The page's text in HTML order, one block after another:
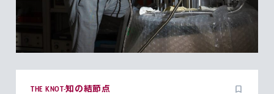
THE KNOT-知の結節点